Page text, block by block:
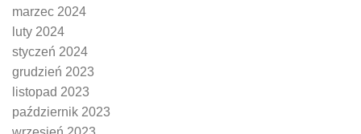
marzec 2024
luty 2024
styczeń 2024
grudzień 2023
listopad 2023
październik 2023